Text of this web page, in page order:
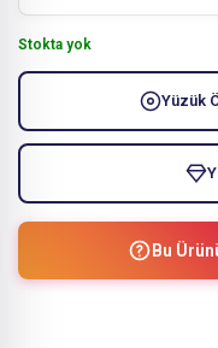
Stokta yok
Yüzük
Bu